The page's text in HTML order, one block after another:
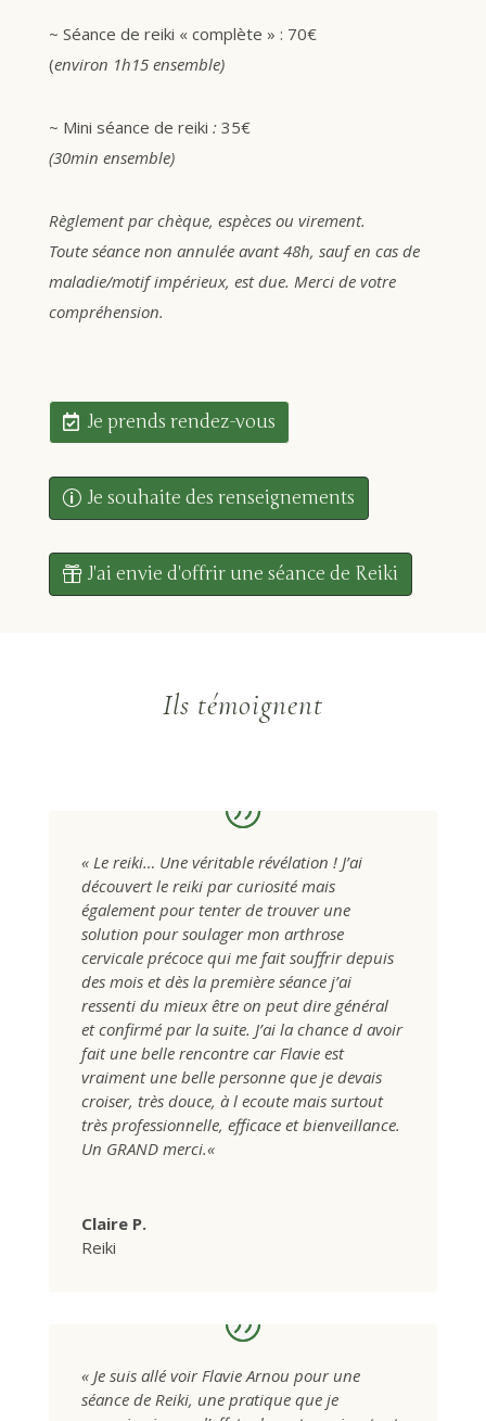
~ Séance de reiki « complète » : 70€
(environ 1h15 ensemble)
~ Mini séance de reiki : 35€
(30min ensemble)
Règlement par chèque, espèces ou virement.
Toute séance non annulée avant 48h, sauf en cas de
maladie/motif impérieux, est due. Merci de votre
compréhension.
Je prends rendez-vous
Je souhaite des renseignements
J'ai envie d'offrir une séance de Reiki
Ils témoignent
« Le reiki… Une véritable révélation ! J’ai
découvert le reiki par curiosité mais
également pour tenter de trouver une
solution pour soulager mon arthrose
cervicale précoce qui me fait souffrir depuis
des mois et dès la première séance j’ai
ressenti du mieux être on peut dire général
et confirmé par la suite. J’ai la chance d avoir
fait une belle rencontre car Flavie est
vraiment une belle personne que je devais
croiser, très douce, à l ecoute mais surtout
très professionnelle, efficace et bienveillance.
Un GRAND merci.«
Claire P.
Reiki
« Je suis allé voir Flavie Arnou pour une
séance de Reiki, une pratique que je